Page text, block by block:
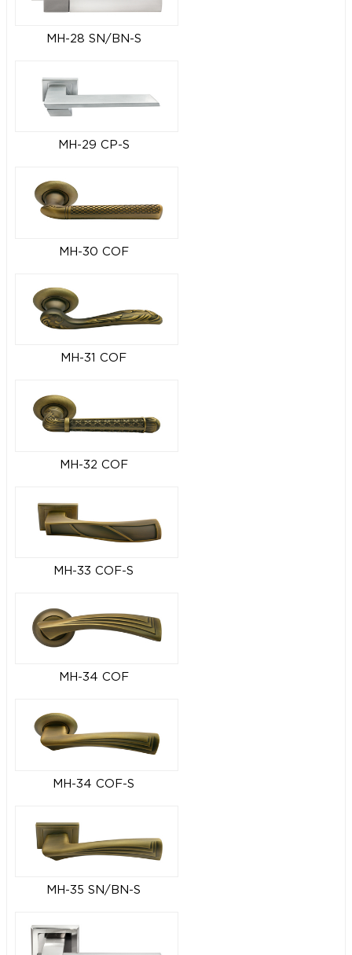
MH-28 SN/BN-S
MH-29 CP-S
MH-30 COF
MH-31 COF
MH-32 COF
MH-33 COF-S
MH-34 COF
MH-34 COF-S
MH-35 SN/BN-S